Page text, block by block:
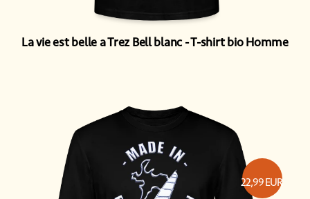
La vie est belle a Trez Bell blanc T-shirt bio Homme
22,99EUR